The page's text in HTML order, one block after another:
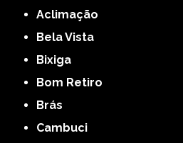
Aclimação
Bela Vista
Bixiga
Bom Retiro
Brás
Cambuci